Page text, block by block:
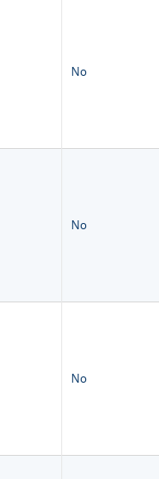
No
No
No